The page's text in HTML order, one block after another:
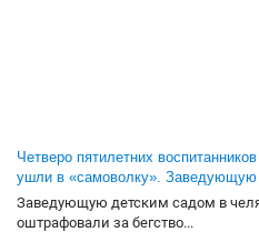
Четверо пятилетних
ушли в «самоволку».
Заведующую детским садом в
оштрафовали за бегство...